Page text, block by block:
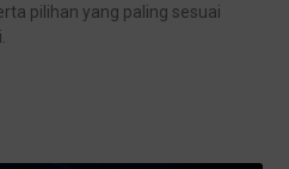
pilihan yang paling sesuai